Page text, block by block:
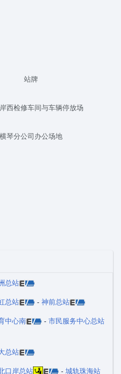
站牌
西检修车间与车辆停放场
横琴分公司办公场地
总站
总站 - 神前总站
中心南 - 市民服务中心总站
总站
口岸总站 - 城轨珠海站